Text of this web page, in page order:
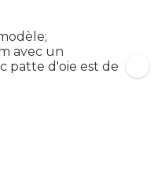
avec un
patte d'oie est de